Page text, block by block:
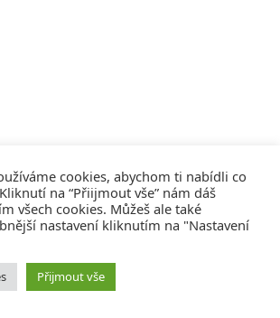
služby
Reklama – Inzerce –
cookies, abychom ti nabídli co
na “Přiijmout vše” nám dáš
všech cookies. Můžeš ale také
nastavení kliknutím na "Nastavení
Přijmout vše